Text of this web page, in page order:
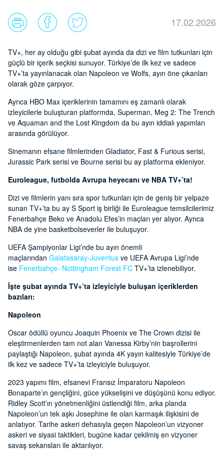
17.02.2026
TV+, her ay olduğu gibi şubat ayında da dizi ve film tutkunları için
güçlü bir içerik seçkisi sunuyor. Türkiye’de ilk kez ve sadece
TV+’ta yayınlanacak olan Napoleon ve Wolfs, ayın öne çıkanları
olarak göze çarpıyor.
Ayrıca HBO Max içeriklerinin tamamını eş zamanlı olarak
izleyicilerle buluşturan platformda, Superman, Meg 2: The Trench
ve Aquaman and the Lost Kingdom da bu ayın iddialı yapımları
arasında görülüyor.
Sinemanın efsane filmlerinden Gladiator, Fast & Furious serisi,
Jurassic Park serisi ve Bourne serisi bu ay platforma ekleniyor.
Euroleague, futbolda Avrupa heyecanı ve NBA TV+’ta!
Dizi ve filmlerin yanı sıra spor tutkunları için de geniş bir yelpaze
sunan TV+’ta bu ay S Sport iş birliği ile Euroleague temsilcilerimiz
Fenerbahçe Beko ve Anadolu Efes’in maçları yer alıyor. Ayrıca
NBA de yine basketbolseverler ile buluşuyor.
UEFA Şampiyonlar Ligi’nde bu ayın önemli
maçlarından Galatasaray-Juventus ve UEFA Avrupa Ligi’nde
ise Fenerbahçe- Nottingham Forest FC TV+’ta izlenebiliyor.
İşte şubat ayında TV+’ta izleyiciyle buluşan içeriklerden
bazıları:
Napoleon
Oscar ödüllü oyuncu Joaquin Phoenix ve The Crown dizisi ile
eleştirmenlerden tam not alan Vanessa Kirby’nin başrollerini
paylaştığı Napoleon, şubat ayında 4K yayın kalitesiyle Türkiye’de
ilk kez ve sadece TV+’ta izleyiciyle buluşuyor.
2023 yapımı film, efsanevi Fransız İmparatoru Napoleon
Bonaparte’ın gençliğini, güce yükselişini ve düşüşünü konu ediyor.
Ridley Scott’ın yönetmenliğini üstlendiği film, arka planda
Napoleon’un tek aşkı Josephine ile olan karmaşık ilişkisini de
anlatıyor. Tarihe askeri dehasıyla geçen Napoleon’un vizyoner
askeri ve siyasi taktikleri, bugüne kadar çekilmiş en vizyoner
savaş sekansları ile aktarılıyor.